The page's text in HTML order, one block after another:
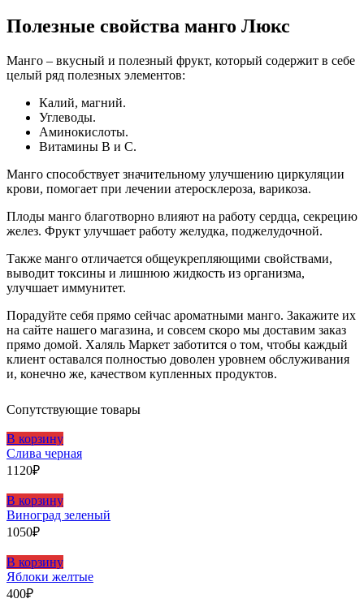
Полезные свойства манго Люкс
Манго – вкусный и полезный фрукт, который содержит в себе
целый ряд полезных элементов:
Калий, магний.
Углеводы.
Аминокислоты.
Витамины В и С.
Манго способствует значительному улучшению циркуляции
крови, помогает при лечении атеросклероза, варикоза.
Плоды манго благотворно влияют на работу сердца, секрецию
желез. Фрукт улучшает работу желудка, поджелудочной.
Также манго отличается общеукрепляющими свойствами,
выводит токсины и лишнюю жидкость из организма,
улучшает иммунитет.
Порадуйте себя прямо сейчас ароматными манго. Закажите их
на сайте нашего магазина, и совсем скоро мы доставим заказ
прямо домой. Халяль Маркет заботится о том, чтобы каждый
клиент оставался полностью доволен уровнем обслуживания
и, конечно же, качеством купленных продуктов.
Сопутствующие товары
В корзину
Слива черная
1120₽
В корзину
Виноград зеленый
1050₽
В корзину
Яблоки желтые
400₽